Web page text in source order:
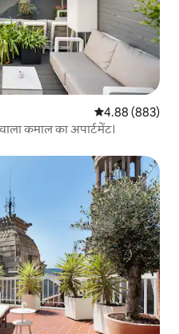
औसत रेटिंग 5 में से
4.88 (883)
कमाल का अपार्टमेंट।